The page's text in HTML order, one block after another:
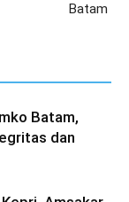
Batam
Batam,
dan